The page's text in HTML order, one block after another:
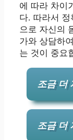
에 따라 차이
다. 따라서
으로 자신의
가와 상담하
는 것이 중요
조금 더
조금 더